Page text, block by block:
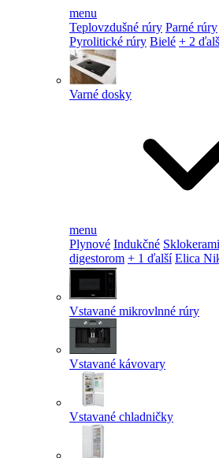
menu
Teplovzdušné rúry Parné rúry
Pyrolitické rúry Bielé + 2
Varné dosky
menu
Plynové Indukčné
digestorom + 1 ďalší Elica
Vstavané mikrovlnné rúry
Vstavané kávovary
Vstavané chladničky